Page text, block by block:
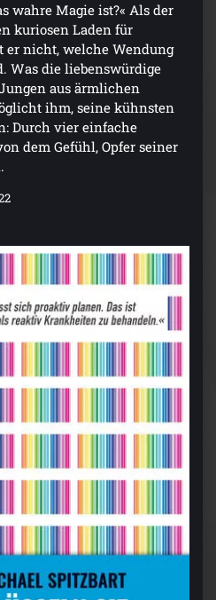
wahre Magie ist?« Als der
kuriosen Laden für
er nicht, welche Wendung
Was die liebenswürdige
aus ärmlichen
ihm, seine kühnsten
Durch vier einfache
dem Gefühl, Opfer seiner